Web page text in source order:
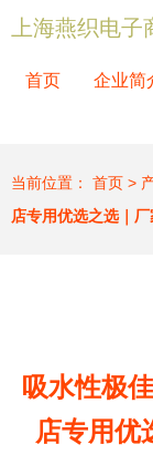
上海燕织电
首页 企业简
当前位置： 首页 >
店专用优选之选｜
吸水性极
店专用优